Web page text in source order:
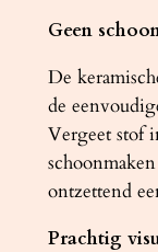
A
a
a
n
t
a
Geen
De
de
Vergeet stof
ontzettend
Prachtig